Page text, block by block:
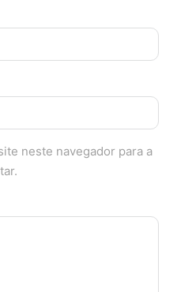
neste navegador para a